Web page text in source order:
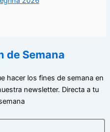
de Semana
hacer los fines de semana en
newsletter. Directa a tu